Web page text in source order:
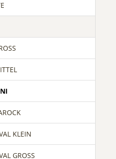
KLEIN
GROSS